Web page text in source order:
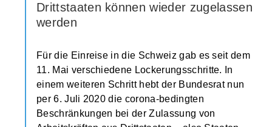
Drittstaaten können wieder zugelassen
werden
Für die Einreise in die Schweiz gab es seit dem
11. Mai verschiedene Lockerungsschritte. In
einem weiteren Schritt hebt der Bundesrat nun
per 6. Juli 2020 die corona-bedingten
Beschränkungen bei der Zulassung von